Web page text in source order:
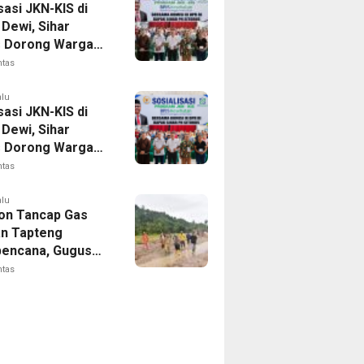
JKN-KIS di
Sihar
Warga
BPJS
JKN-KIS di
Sihar
Warga
BPJS
Tancap Gas
Tapteng
Gugus